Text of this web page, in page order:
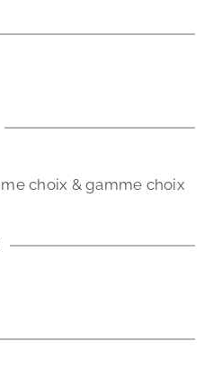
choix & gamme choix